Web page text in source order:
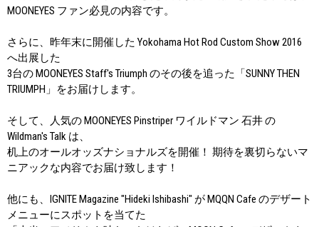
MOONEYES ファン必見の内容です。
さらに、昨年末に開催した Yokohama Hot Rod Custom Show 2016
へ出展した
3台の MOONEYES Staff's Triumph のその後を追った「SUNNY THEN
TRIUMPH」をお届けします。
そして、人気の MOONEYES Pinstriper ワイルドマン 石井 の
Wildman's Talk は、
机上のオールオッズナショナルズを開催！ 期待を裏切らないマ
ニアックな内容でお届け致します！
他にも、IGNITE Magazine "Hideki Ishibashi" が MQQN Cafe のデザート
メニューにスポットを当てた